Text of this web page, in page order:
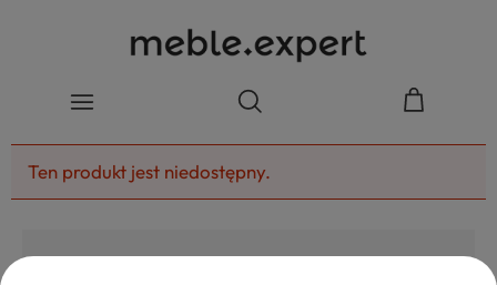
Ten produkt jest niedostępny.